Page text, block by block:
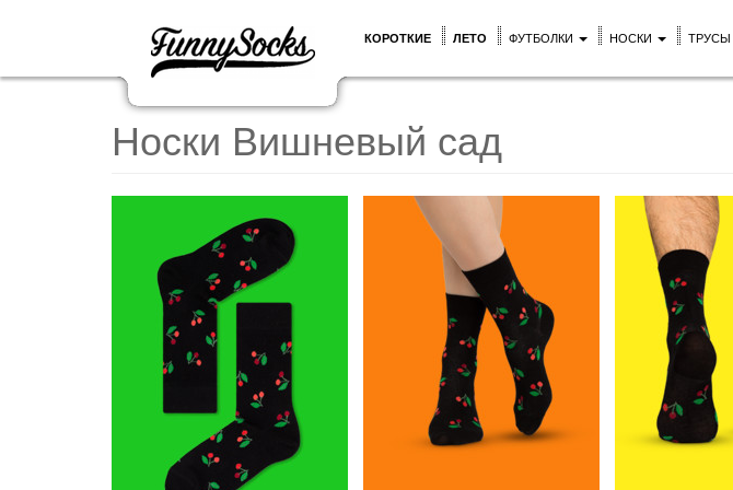
КОРОТКИЕ ЛЕТО ФУТБОЛКИ НОСКИ ТРУСЫ
Носки Вишневый сад